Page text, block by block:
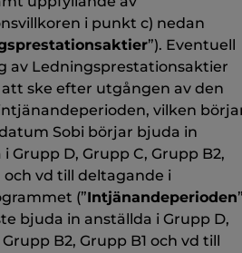
i punkt c) nedan
”). Eventuell
av Ledningsprestationsaktier
ske efter utgången av den
vilken
Sobi börjar bjuda in
Grupp D, Grupp C, Grupp B2,
och vd till deltagande i
(”Intjänandeperioden
bjuda in anställda i Grupp D,
B2, Grupp B1 och vd till